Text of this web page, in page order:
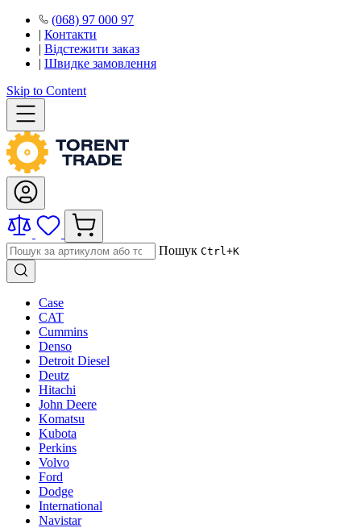
(068) 97 000 97
| Контакти
| Відстежити заказ
| Швидке замовлення
Skip to Content
Пошук Ctrl+K
Case
CAT
Cummins
Denso
Detroit Diesel
Deutz
Hitachi
John Deere
Komatsu
Kubota
Perkins
Volvo
Ford
Dodge
International
Navistar